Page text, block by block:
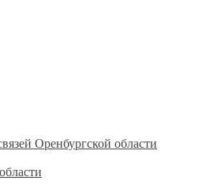
Оренбургской области